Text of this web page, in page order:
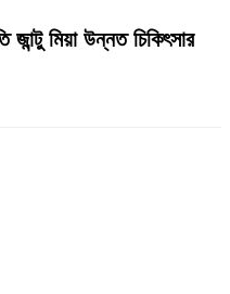
মিয়া উন্নত চিকিৎসার